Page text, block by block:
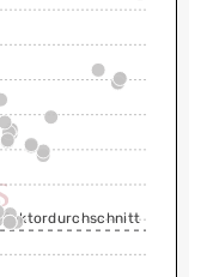
Sektordurchschnitt